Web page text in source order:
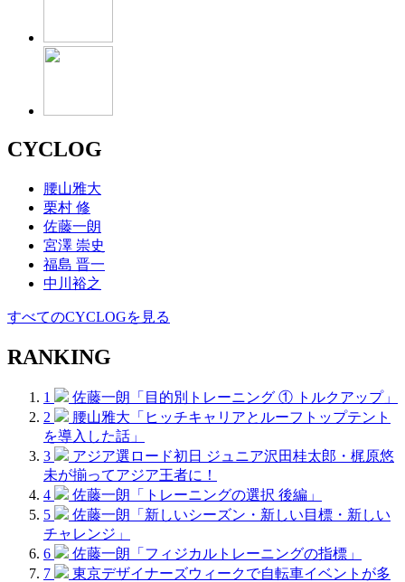
CYCLOG
腰山雅大
栗村 修
佐藤一朗
宮澤 崇史
福島 晋一
中川裕之
すべてのCYCLOGを見る
RANKING
1
佐藤一朗「目的別トレーニング ① トルクアップ」
2
腰山雅大「ヒッチキャリアとルーフトップテント
を導入した話」
3
アジア選ロード初日 ジュニア沢田桂太郎・梶原悠
未が揃ってアジア王者に！
4
佐藤一朗「トレーニングの選択 後編」
5
佐藤一朗「新しいシーズン・新しい目標・新しい
チャレンジ」
6
佐藤一朗「フィジカルトレーニングの指標」
7
東京デザイナーズウィークで自転車イベントが多